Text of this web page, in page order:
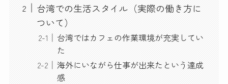
台湾での生活スタイル（実際の働き方に
ついて）
台湾ではカフェの作業環境が充実してい
た
海外にいながら仕事が出来たという達成
感